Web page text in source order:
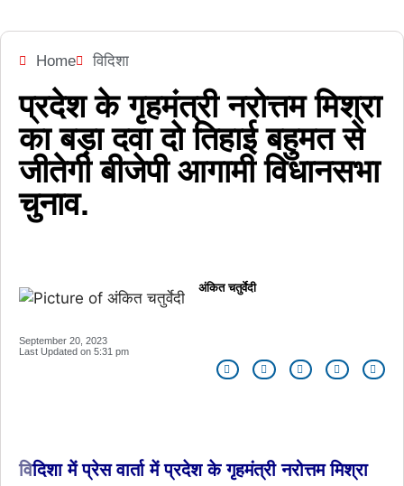
Home विदिशा
प्रदेश के गृहमंत्री नरोत्तम मिश्रा
का बड़ा दवा दो तिहाई बहुमत से
जीतेगी बीजेपी आगामी विधानसभा
चुनाव.
अंकित चतुर्वेदी
September 20, 2023
Last Updated on 5:31 pm
विदिशा में प्रेस वार्ता में प्रदेश के गृहमंत्री नरोत्तम मिश्रा